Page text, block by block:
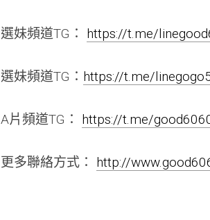
選妹頻道TG： https://t.me/
選妹頻道TG： https://t.me/
A片頻道TG： https://t.me/
更多聯絡方式： http://